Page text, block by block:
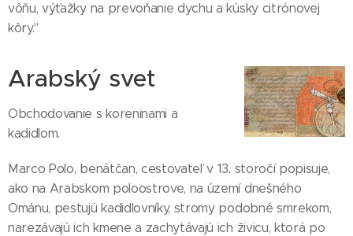
vôňu, výťažky na prevoňanie dychu a kúsky citrónovej
kôry."
Arabský svet
Obchodovanie s koreninami a
kadidlom.
Marco Polo, benátčan, cestovateľ v 13. storočí popisuje,
ako na Arabskom poloostrove, na území dnešného
Ománu, pestujú kadidlovníky, stromy podobné smrekom,
narezávajú ich kmene a zachytávajú ich živicu, ktorá po